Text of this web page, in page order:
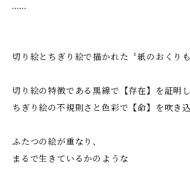
……
切り絵とちぎり絵で描かれた〝紙のおくりも
切り絵の特徴である黒線で【存在】を証明し
ちぎり絵の不規則さと色彩で【命】を吹き込
ふたつの絵が重なり、
まるで生きているかのような